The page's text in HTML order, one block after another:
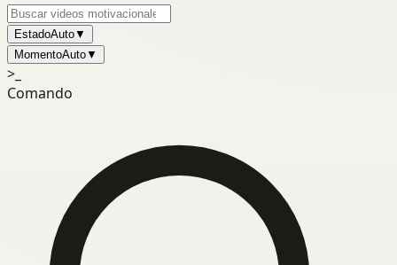
EstadoAuto▼
MomentoAuto▼
>_
Comando